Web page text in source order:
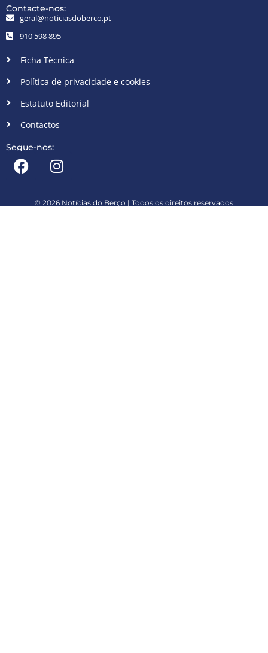
Contacte-nos:
geral@noticiasdoberco.pt
910 598 895
Ficha Técnica
Política de privacidade e cookies
Estatuto Editorial
Contactos
Segue-nos:
© 2026 Notícias do Berço | Todos os direitos reservados